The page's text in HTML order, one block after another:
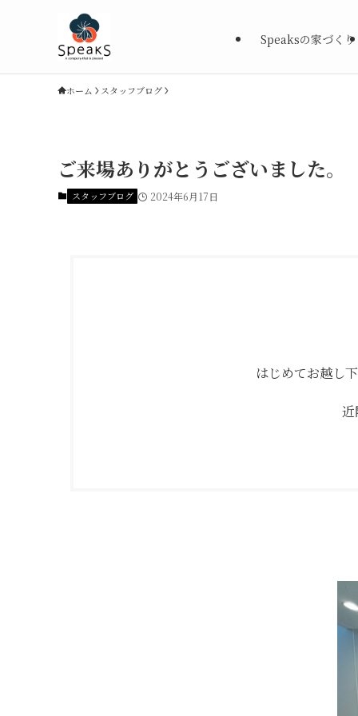
Speaksの家づくり
ホーム スタッフブログ
ご来場ありがとうございました。
スタッフブログ 2024年6月17日
はじめてお越し
近